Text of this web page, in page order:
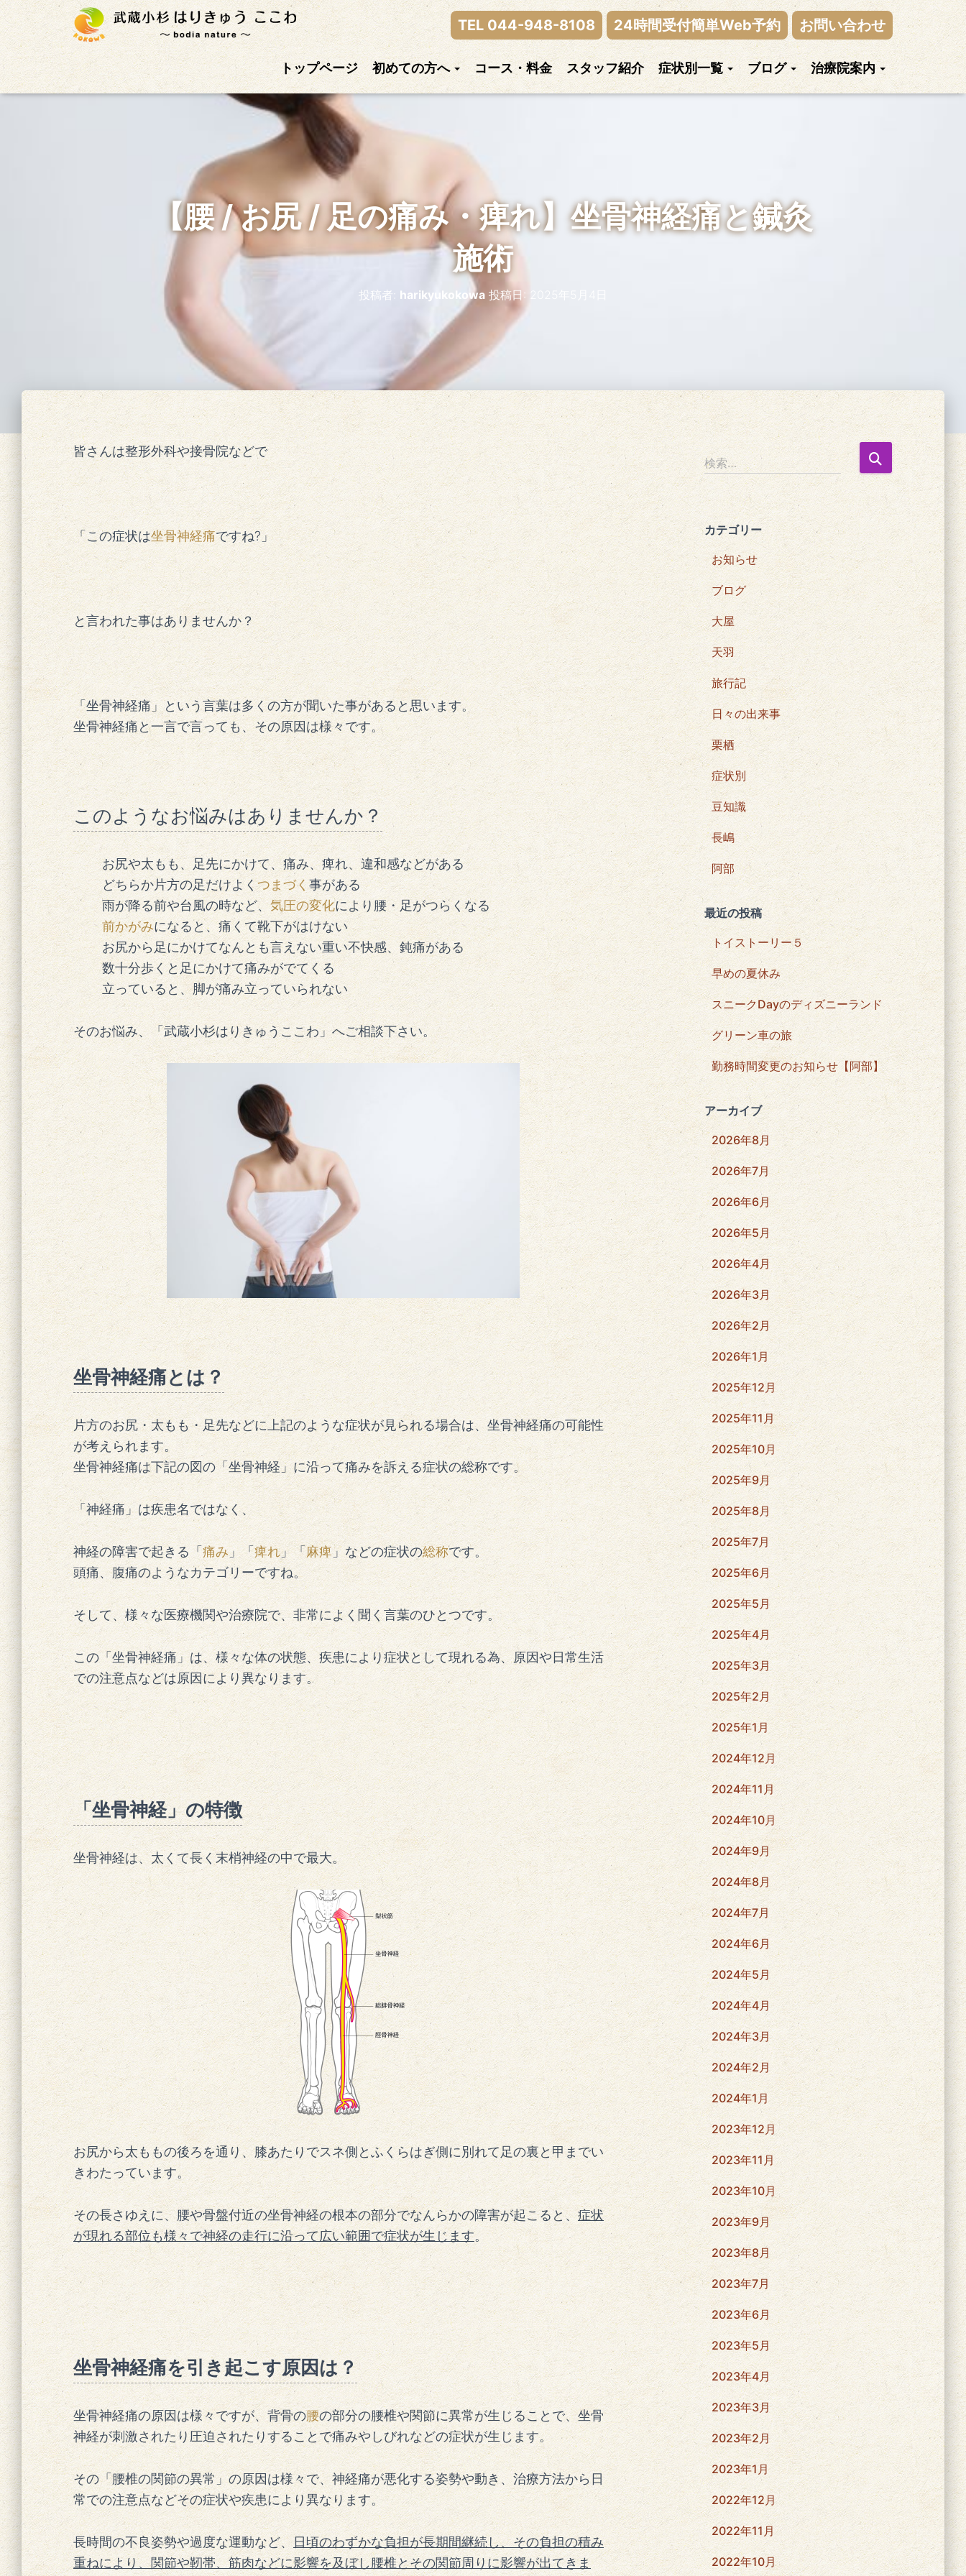
武蔵小杉徒歩4分の鍼灸治療院。首肩こり、腰痛、自律神経の乱れまでご相談下さい。
TEL 044-948-8108 24時間受付簡単Web予約 お問い合わせ
トップページ 初めての方へ コース・料金 スタッフ紹介 症状別一覧 ブログ 治療院案内
【腰 / お尻 / 足の痛み・痺れ】坐骨神経痛と鍼灸
施術
投稿者: harikyukokowa 投稿日:
皆さんは整形外科や接骨院などで
「この症状は坐骨神経痛ですね?」
と言われた事はありませんか？
「坐骨神経痛」という言葉は多くの方が聞いた事があると思います。
坐骨神経痛と一言で言っても、その原因は様々です。
このようなお悩みはありませんか？
お尻や太もも、足先にかけて、痛み、痺れ、違和感などがある
どちらか片方の足だけよくつまづく 事がある
雨が降る前や台風の時など、気圧の変化により腰・足がつらくなる
前かがみになると、痛くて靴下がはけない
お尻から足にかけてなんとも言えない重い不快感、鈍痛がある
数十分歩くと足にかけて痛みがでてくる
立っていると、脚が痛み立っていられない
そのお悩み、「武蔵小杉はりきゅうここわ」へご相談下さい。
坐骨神経痛とは？
片方のお尻・太もも・足先などに上記のような症状が見られる場合は、坐骨神経痛の可能性
が考えられます。
坐骨神経痛は下記の図の「坐骨神経」に沿って痛みを訴える症状の総称です。
「神経痛」は疾患名ではなく、
神経の障害で起きる「痛み」「痺れ」「麻痺」などの症状の総称です。
頭痛、腹痛のようなカテゴリーですね。
そして、様々な医療機関や治療院で、非常によく聞く言葉のひとつです。
この「坐骨神経痛」は、様々な体の状態、疾患により症状として現れる為、原因や日常生活
での注意点などは原因により異なります。
「坐骨神経」の特徴
坐骨神経は、太くて長く末梢神経の中で最大。
お尻から太ももの後ろを通り、膝あたりでスネ側とふくらはぎ側に別れて足の裏と甲までい
きわたっています。
その長さゆえに、腰や骨盤付近の坐骨神経の根本の部分でなんらかの障害が起こると、症状
が現れる部位も様々で神経の走行に沿って広い範囲で症状が生じます。
坐骨神経痛を引き起こす原因は？
坐骨神経痛の原因は様々ですが、背骨の腰の部分の腰椎や関節に異常が生じることで、坐骨
神経が刺激されたり圧迫されたりすることで痛みやしびれなどの症状が生じます。
その「腰椎の関節の異常」の原因は様々で、神経痛が悪化する姿勢や動き、治療方法から日
常での注意点などその症状や疾患により異なります。
長時間の不良姿勢や過度な運動など、 日頃のわずかな負担が長期間継続し、その負担の積み
重ねにより、関節や靭帯、筋肉などに影響を及ぼし腰椎とその関節周りに影響が出てきま
検
索
検索…
カテゴリー
お知らせ
ブログ
大屋
天羽
旅行記
日々の出来事
栗栖
症状別
豆知識
長嶋
阿部
最近の投稿
トイストーリー５
早めの夏休み
スニークDayのディズニーランド
グリーン車の旅
勤務時間変更のお知らせ【阿部】
アーカイブ
2026年8月
2026年7月
2026年6月
2026年5月
2026年4月
2026年3月
2026年2月
2026年1月
2025年12月
2025年11月
2025年10月
2025年9月
2025年8月
2025年7月
2025年6月
2025年5月
2025年4月
2025年3月
2025年2月
2025年1月
2024年12月
2024年11月
2024年10月
2024年9月
2024年8月
2024年7月
2024年6月
2024年5月
2024年4月
2024年3月
2024年2月
2024年1月
2023年12月
2023年11月
2023年10月
2023年9月
2023年8月
2023年7月
2023年6月
2023年5月
2023年4月
2023年3月
2023年2月
2023年1月
2022年12月
2022年11月
2022年10月